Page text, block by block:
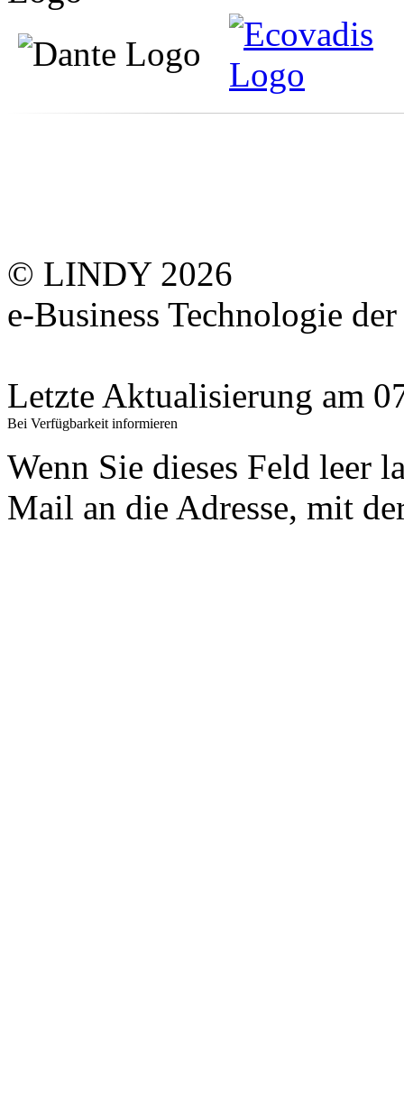
© LINDY 2026
e-Business Technologie
Letzte Aktualisierung am
Bei Verfügbarkeit informieren
Wenn Sie dieses Feld leer
Mail an die Adresse, mit